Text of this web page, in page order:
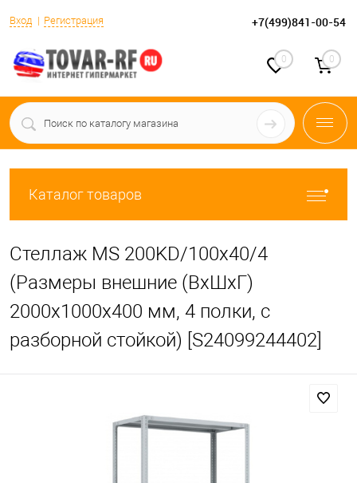
Вход Регистрация +7(499)841-00-54
0 0
Каталог товаров
Стеллаж MS 200KD/100x40/4
(Размеры внешние (ВхШхГ)
2000х1000х400 мм, 4 полки, с
разборной стойкой) [S24099244402]